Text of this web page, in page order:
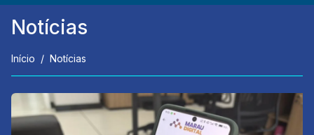
Notícias
Início Notícias